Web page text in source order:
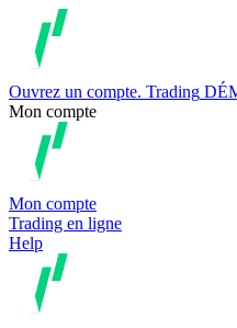
Ouvrez un compte. Trading
Mon compte
Mon compte
Trading en ligne
Help